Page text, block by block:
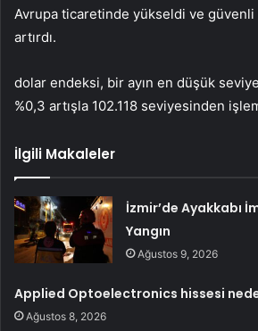
Avrupa ticaretinde yükseldi ve
artırdı.
dolar endeksi, bir ayın en düşük
%0,3 artışla 102.118 seviyesinden
İlgili Makaleler
İzmir’de Ayakkabı
Yangın
Ağustos 9, 2026
Applied Optoelectronics hissesi
Ağustos 8, 2026